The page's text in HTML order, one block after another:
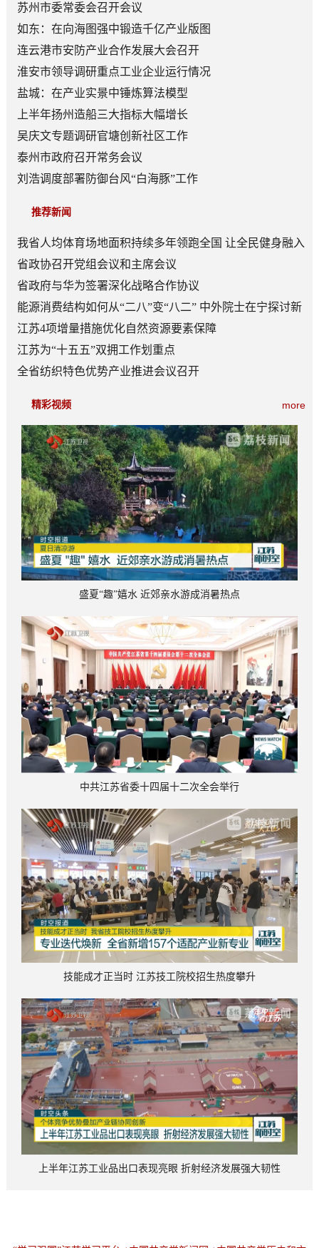
苏州市委常委会召开会议
如东：在向海图强中锻造千亿产业版图
连云港市安防产业合作发展大会召开
淮安市领导调研重点工业企业运行情况
盐城：在产业实景中锤炼算法模型
上半年扬州造船三大指标大幅增长
吴庆文专题调研官塘创新社区工作
泰州市政府召开常务会议
刘浩调度部署防御台风“白海豚”工作
推荐新闻
我省人均体育场地面积持续多年领跑全国 让全民健身融入
日常成为风尚
省政协召开党组会议和主席会议
省政府与华为签署深化战略合作协议
能源消费结构如何从“二八”变“八二” 中外院士在宁探讨新
型能源体系建设
江苏4项增量措施优化自然资源要素保障
江苏为“十五五”双拥工作划重点
全省纺织特色优势产业推进会议召开
more
精彩视频
盛夏“趣”嬉水 近郊亲水游成消暑热点
中共江苏省委十四届十二次全会举行
技能成才正当时 江苏技工院校招生热度攀升
上半年江苏工业品出口表现亮眼 折射经济发展强大韧性